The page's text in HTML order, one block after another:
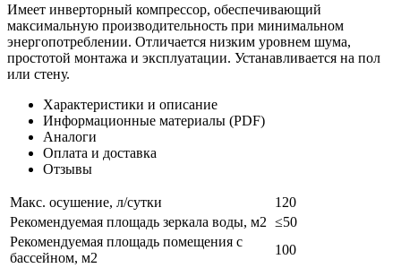
Имеет инверторный компрессор, обеспечивающий
максимальную производительность при минимальном
энергопотреблении. Отличается низким уровнем шума,
простотой монтажа и эксплуатации. Устанавливается на пол
или стену.
Характеристики и описание
Информационные материалы (PDF)
Аналоги
Оплата и доставка
Отзывы
Макс. осушение, л/сутки
120
Рекомендуемая площадь зеркала воды, м2 ≤50
Рекомендуемая площадь помещения с
бассейном, м2
100